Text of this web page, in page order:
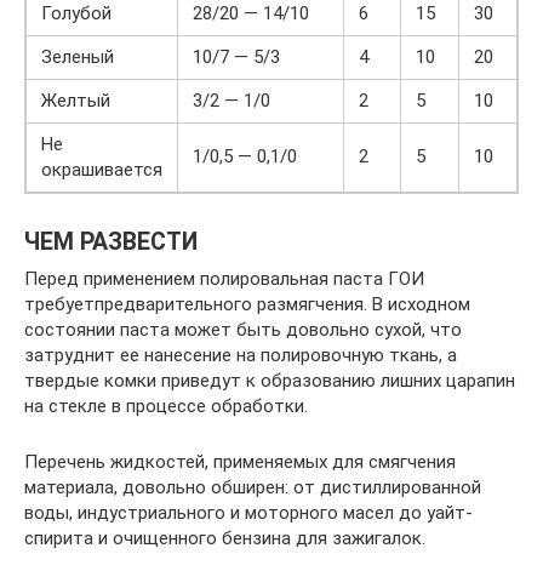
Голубой
28/20 — 14/10 6 15
30
Зеленый
10/7 — 5/3 4 10
20
Желтый
3/2 — 1/0 2 5
10
Не
окрашивается
1/0,5 — 0,1/0 2 5 10
ЧЕМ РАЗВЕСТИ
Перед применением полировальная паста ГОИ
требуетпредварительного размягчения. В исходном
состоянии паста может быть довольно сухой, что
затруднит ее нанесение на полировочную ткань, а
твердые комки приведут к образованию лишних царапин
на стекле в процессе обработки.
Перечень жидкостей, применяемых для смягчения
материала, довольно обширен: от дистиллированной
воды, индустриального и моторного масел до уайт-
спирита и очищенного бензина для зажигалок.